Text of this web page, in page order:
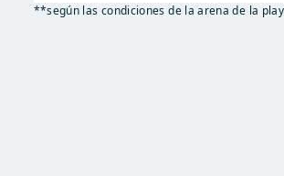
**según las condiciones de la arena de la